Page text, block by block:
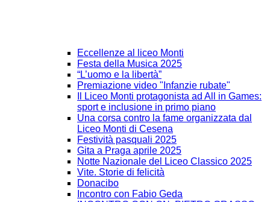
Eccellenze al liceo Monti
Festa della Musica 2025
“L’uomo e la libertà”
Premiazione video "Infanzie rubate"
Il Liceo Monti protagonista ad All in Games:
sport e inclusione in primo piano
Una corsa contro la fame organizzata dal
Liceo Monti di Cesena
Festività pasquali 2025
Gita a Praga aprile 2025
Notte Nazionale del Liceo Classico 2025
Vite. Storie di felicità
Donacibo
Incontro con Fabio Geda